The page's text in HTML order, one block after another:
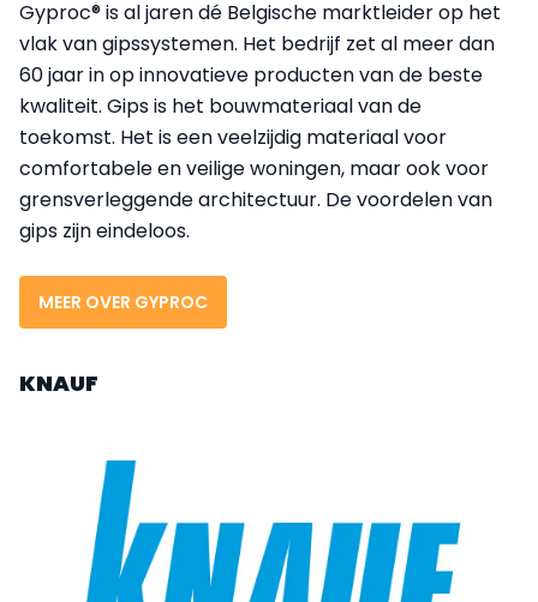
Gyproc® is al jaren dé Belgische marktleider op het
vlak van gipssystemen. Het bedrijf zet al meer dan
60 jaar in op innovatieve producten van de beste
kwaliteit. Gips is het bouwmateriaal van de
toekomst. Het is een veelzijdig materiaal voor
comfortabele en veilige woningen, maar ook voor
grensverleggende architectuur. De voordelen van
gips zijn eindeloos.
MEER OVER GYPROC
KNAUF